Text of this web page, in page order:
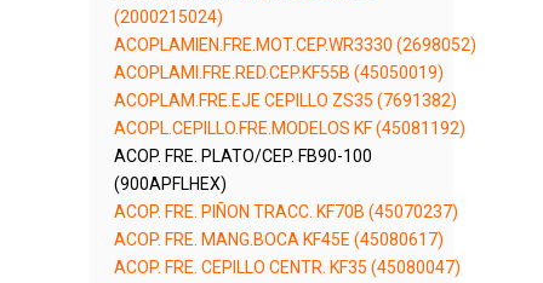
(2000215024)
ACOPLAMIEN.FRE.MOT.CEP.WR3330 (2698052)
ACOPLAMI.FRE.RED.CEP.KF55B (45050019)
ACOPLAM.FRE.EJE CEPILLO ZS35 (7691382)
ACOPL.CEPILLO.FRE.MODELOS KF (45081192)
ACOP. FRE. PLATO/CEP. FB90-100
(900APFLHEX)
ACOP. FRE. PIÑON TRACC. KF70B (45070237)
ACOP. FRE. MANG.BOCA KF45E (45080617)
ACOP. FRE. CEPILLO CENTR. KF35 (45080047)